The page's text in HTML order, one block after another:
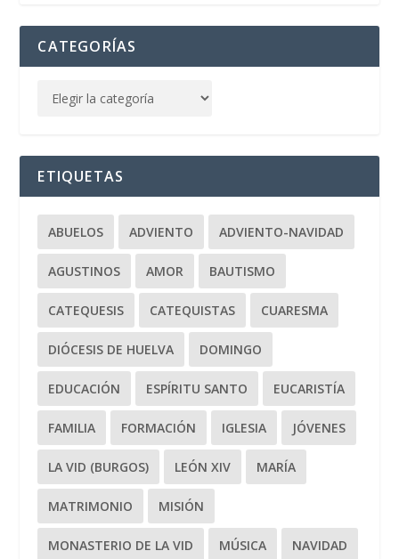
CATEGORÍAS
ETIQUETAS
ABUELOS ADVIENTO ADVIENTO-NAVIDAD
AGUSTINOS AMOR BAUTISMO
CATEQUESIS CATEQUISTAS CUARESMA
DIÓCESIS DE HUELVA DOMINGO
EDUCACIÓN ESPÍRITU SANTO EUCARISTÍA
FAMILIA FORMACIÓN IGLESIA JÓVENES
LA VID (BURGOS) LEÓN XIV MARÍA
MATRIMONIO MISIÓN
MONASTERIO DE LA VID MÚSICA NAVIDAD